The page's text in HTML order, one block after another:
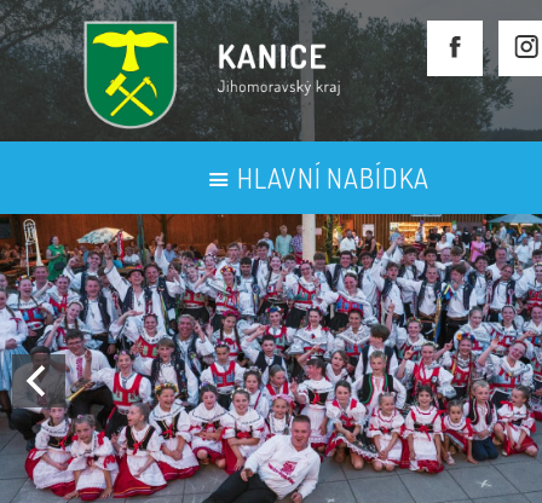
HLAVNÍ NABÍDKA